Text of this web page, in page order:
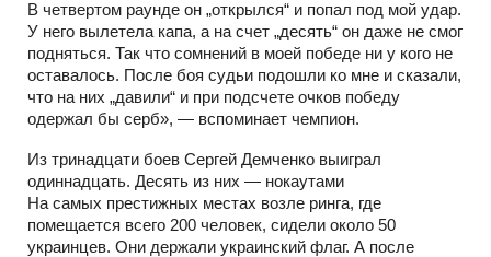
В четвертом раунде он „открылся“ и попал под мой удар.
У него вылетела капа, а на счет „десять“ он даже не смог
подняться. Так что сомнений в моей победе ни у кого не
оставалось. После боя судьи подошли ко мне и сказали,
что на них „давили“ и при подсчете очков победу
одержал бы серб», — вспоминает чемпион.
Из тринадцати боев Сергей Демченко выиграл
одиннадцать. Десять из них — нокаутами
На самых престижных местах возле ринга, где
помещается всего 200 человек, сидели около 50
украинцев. Они держали украинский флаг. А после